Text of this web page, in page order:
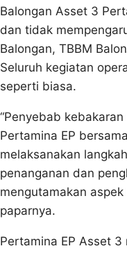
Balongan Asset 3
dan tidak
Balongan, TBBM
Seluruh kegiatan
seperti biasa.
“Penyebab
Pertamina EP
melaksanakan
penanganan dan
mengutamakan aspek
paparnya.
Pertamina EP Asset